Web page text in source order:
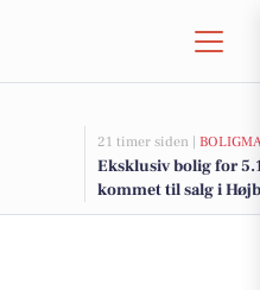
21 timer siden |
Eksklusiv bolig for
kommet til salg i
dyreste boliger her